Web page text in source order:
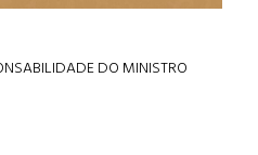
DO MINISTRO